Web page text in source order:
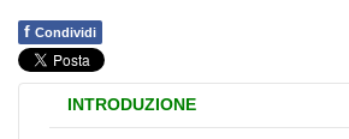
f Condividi
INTRODUZIONE